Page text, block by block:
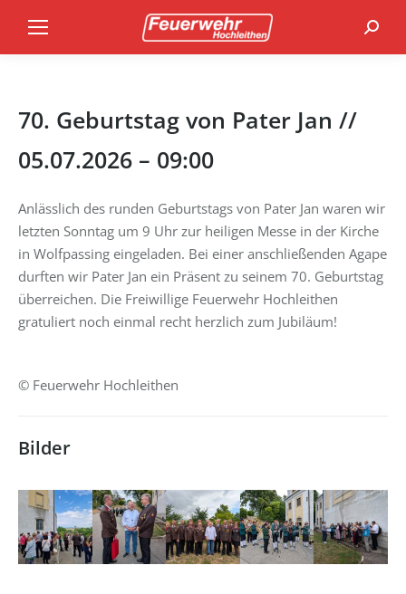
70. Geburtstag von Pater Jan //
05.07.2026 – 09:00
Anlässlich des runden Geburtstags von Pater Jan waren wir
letzten Sonntag um 9 Uhr zur heiligen Messe in der Kirche
in Wolfpassing eingeladen. Bei einer anschließenden Agape
durften wir Pater Jan ein Präsent zu seinem 70. Geburtstag
überreichen. Die Freiwillige Feuerwehr Hochleithen
gratuliert noch einmal recht herzlich zum Jubiläum!
© Feuerwehr Hochleithen
Bilder